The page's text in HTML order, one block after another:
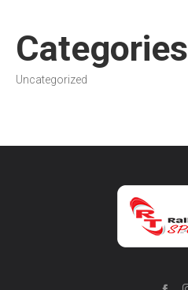
Categories
Uncategorized